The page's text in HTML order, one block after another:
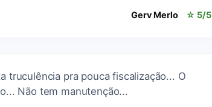
Gerv Merlo ☆ 5/5
truculência pra pouca fiscalização... O
Não tem manutenção...